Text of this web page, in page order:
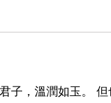
子，溫潤如玉。